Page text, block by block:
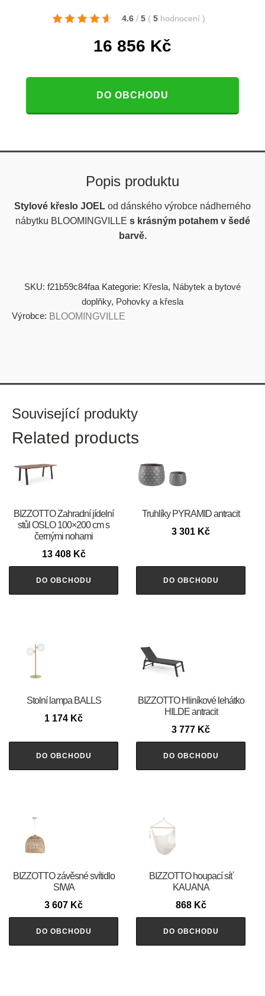
4.6 / 5 ( 5 hodnocení )
16 856 Kč
DO OBCHODU
Popis produktu
Stylové křeslo JOEL od dánského výrobce nádherného
nábytku BLOOMINGVILLE s krásným potahem v šedé
barvě.
SKU: f21b59c84faa Kategorie: Křesla, Nábytek a bytové
doplňky, Pohovky a křesla
Výrobce: BLOOMINGVILLE
Související produkty
Related products
BIZZOTTO Zahradní jídelní
stůl OSLO 100×200 cm s
černými nohami
13 408 Kč
DO OBCHODU
Truhlíky PYRAMID antracit
3 301 Kč
DO OBCHODU
Stolní lampa BALLS
1 174 Kč
DO OBCHODU
BIZZOTTO Hliníkové lehátko
HILDE antracit
3 777 Kč
DO OBCHODU
BIZZOTTO závěsné svítidlo
SIWA
3 607 Kč
DO OBCHODU
BIZZOTTO houpací síť
KAUANA
868 Kč
DO OBCHODU